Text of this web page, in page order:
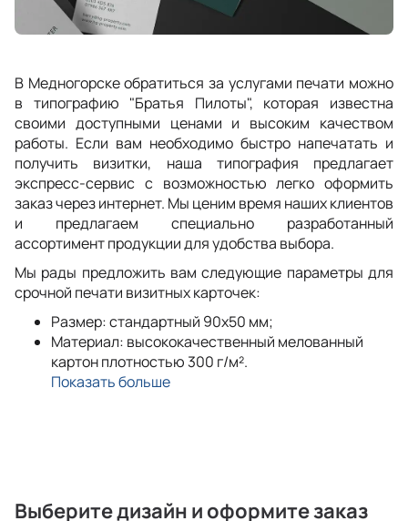
В Медногорске обратиться за услугами печати можно
в типографию "Братья Пилоты", которая известна
своими доступными ценами и высоким качеством
работы. Если вам необходимо быстро напечатать и
получить визитки, наша типография предлагает
экспресс-сервис с возможностью легко оформить
заказ через интернет. Мы ценим время наших клиентов
и предлагаем специально разработанный
ассортимент продукции для удобства выбора.
Мы рады предложить вам следующие параметры для
срочной печати визитных карточек:
Размер: стандартный 90x50 мм;
Материал: высококачественный мелованный
картон плотностью 300 г/м².
Показать больше
Выберите дизайн и оформите заказ